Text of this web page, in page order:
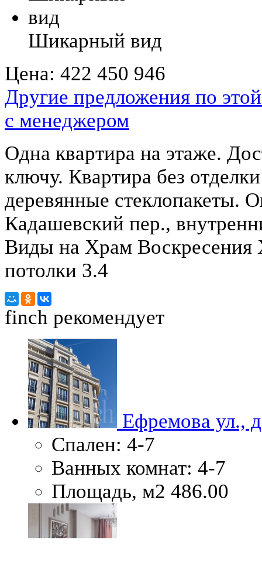
Шикарный вид
Цена: 422 450 946
Другие предложения по
с менеджером
Одна квартира на этаже.
ключу. Квартира без
деревянные стеклопакеты.
Кадашевский пер.,
Виды на Храм Воскресения
потолки 3.4
finch рекомендует
Ефремова ул.,
Спален: 4-7
Ванных комнат: 4-7
Площадь, м2 486.00